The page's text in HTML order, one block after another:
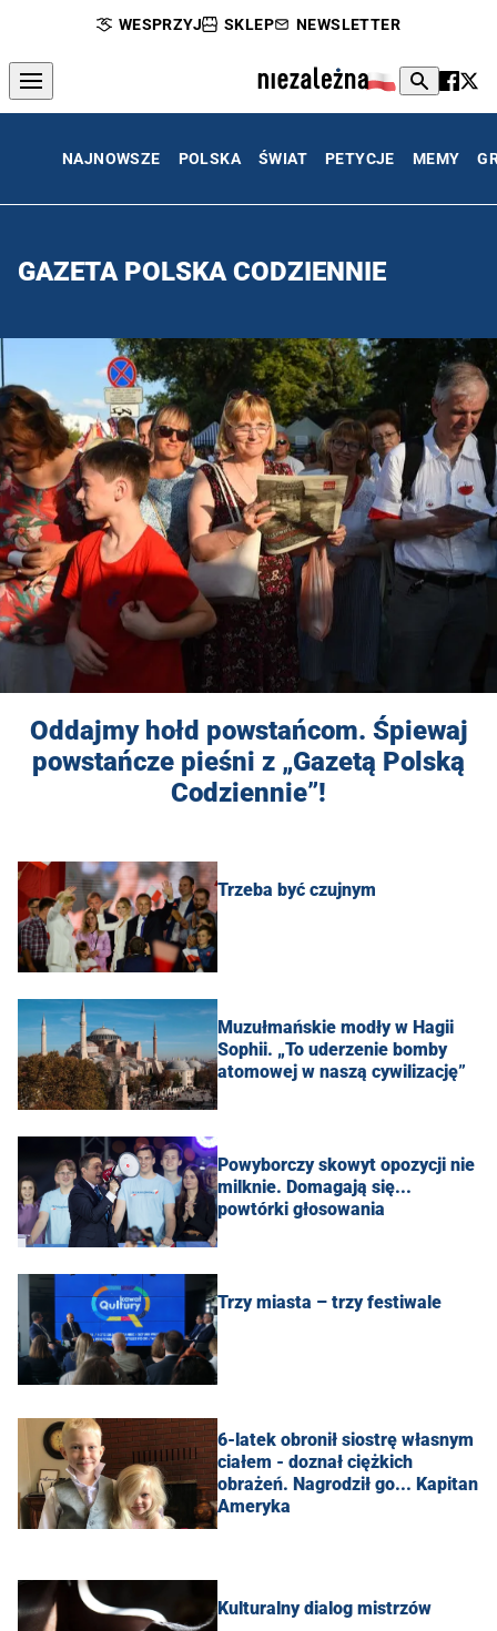
WESPRZYJ SKLEP NEWSLETTER
NAJNOWSZE POLSKA ŚWIAT PETYCJE MEMY
GAZETA POLSKA CODZIENNIE
Oddajmy hołd powstańcom. Śpiewaj
powstańcze pieśni z „Gazetą Polską
Codziennie”!
Trzeba być czujnym
Muzułmańskie modły w Hagii
Sophii. „To uderzenie bomby
atomowej w naszą cywilizację”
Powyborczy skowyt opozycji nie
milknie. Domagają się...
powtórki głosowania
Trzy miasta – trzy festiwale
6-latek obronił siostrę własnym
ciałem - doznał ciężkich
obrażeń. Nagrodził go... Kapitan
Ameryka
Kulturalny dialog mistrzów